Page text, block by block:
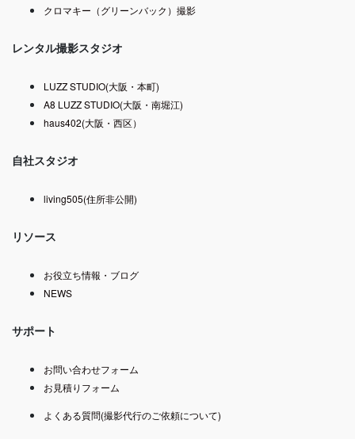
クロマキー（グリーンバック）撮影
レンタル撮影スタジオ
LUZZ STUDIO(大阪・本町)
A8 LUZZ STUDIO(大阪・南堀江)
haus402(大阪・西区）
自社スタジオ
living505(住所非公開)
リソース
お役立ち情報・ブログ
NEWS
サポート
お問い合わせフォーム
お見積りフォーム
よくある質問(撮影代行のご依頼について)